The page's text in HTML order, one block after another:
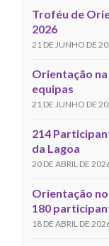
Troféu de
2026
21 DE JUNHO DE
Orientação na
equipas
21 DE JUNHO DE
214
da Lagoa
20 DE ABRIL DE
Orientação
180
18 DE ABRIL DE